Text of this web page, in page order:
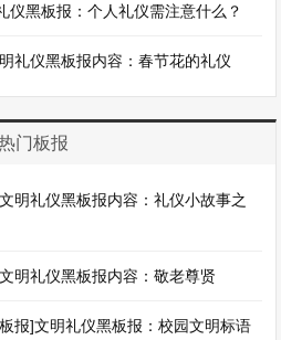
仪黑板报：个人礼仪需注意什么？
礼仪黑板报内容：春节花的礼仪
门板报
明礼仪黑板报内容：礼仪小故事之
明礼仪黑板报内容：敬老尊贤
报]文明礼仪黑板报：校园文明标语